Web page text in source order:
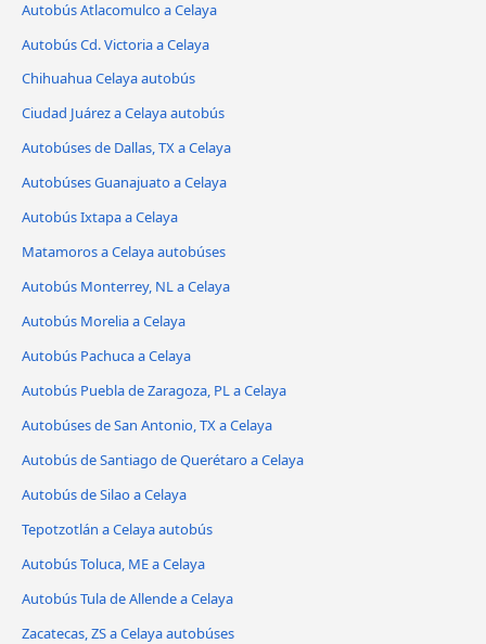
Autobús Atlacomulco a Celaya
Autobús Cd. Victoria a Celaya
Chihuahua Celaya autobús
Ciudad Juárez a Celaya autobús
Autobúses de Dallas, TX a Celaya
Autobúses Guanajuato a Celaya
Autobús Ixtapa a Celaya
Matamoros a Celaya autobúses
Autobús Monterrey, NL a Celaya
Autobús Morelia a Celaya
Autobús Pachuca a Celaya
Autobús Puebla de Zaragoza, PL a Celaya
Autobúses de San Antonio, TX a Celaya
Autobús de Santiago de Querétaro a Celaya
Autobús de Silao a Celaya
Tepotzotlán a Celaya autobús
Autobús Toluca, ME a Celaya
Autobús Tula de Allende a Celaya
Zacatecas, ZS a Celaya autobúses